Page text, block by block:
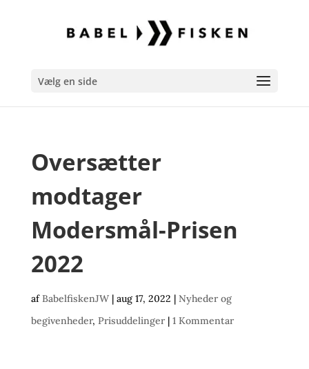
Vælg en side
Oversætter
modtager
Modersmål-Prisen
2022
afBabelfiskenJW| aug 17, 2022 | Nyheder og
begivenheder, Prisuddelinger| 1 Kommentar